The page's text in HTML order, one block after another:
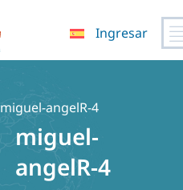
Ingresar
angelR-4
miguel-
angelR-4